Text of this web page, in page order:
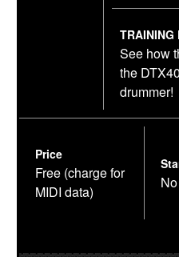
TRAINING
See how
the
drummer!
Price
Free (charge for
MIDI data)
No